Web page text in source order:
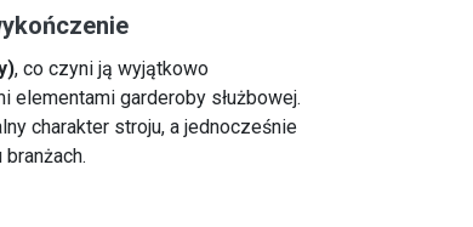
, co czyni ją wyjątkowo
elementami garderoby służbowej.
charakter stroju, a jednocześnie